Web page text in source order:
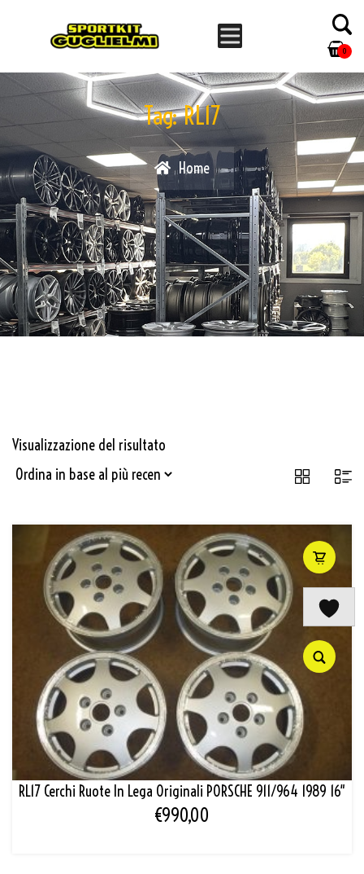
0
Tag:RL17
Home
Visualizzazione del risultato
RL17 Cerchi Ruote In Lega Originali PORSCHE 911/964 1989 16″
€990,00